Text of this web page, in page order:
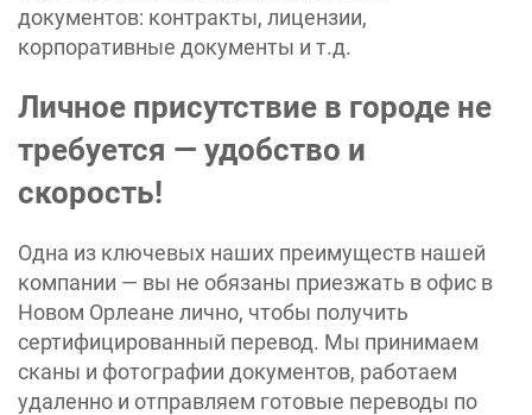
документов: контракты, лицензии,
корпоративные документы и т.д.
Личное присутствие в городе не
требуется — удобство и
скорость!
Одна из ключевых наших преимуществ нашей
компании — вы не обязаны приезжать в офис в
Новом Орлеане лично, чтобы получить
сертифицированный перевод. Мы принимаем
сканы и фотографии документов, работаем
удаленно и отправляем готовые переводы по